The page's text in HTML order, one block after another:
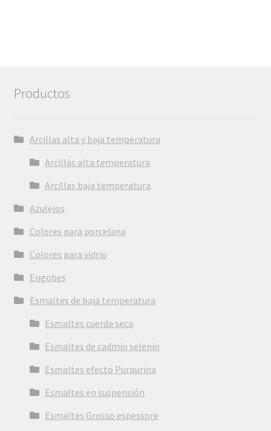
Productos
Arcillas alta y baja temperatura
Arcillas alta temperatura
Arcillas baja temperatura
Azulejos
Colores para porcelana
Colores para vidrio
Engobes
Esmaltes de baja temperatura
Esmaltes cuerda seca
Esmaltes de cadmio selenio
Esmaltes efecto Purpurina
Esmaltes en suspensión
Esmaltes Grosso espessore